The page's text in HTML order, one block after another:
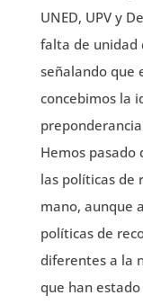
UNED, UPV y
falta de unidad
señalando que
concebimos la
Hemos pasado
las políticas de
mano, aunque
políticas de
diferentes a la
que han